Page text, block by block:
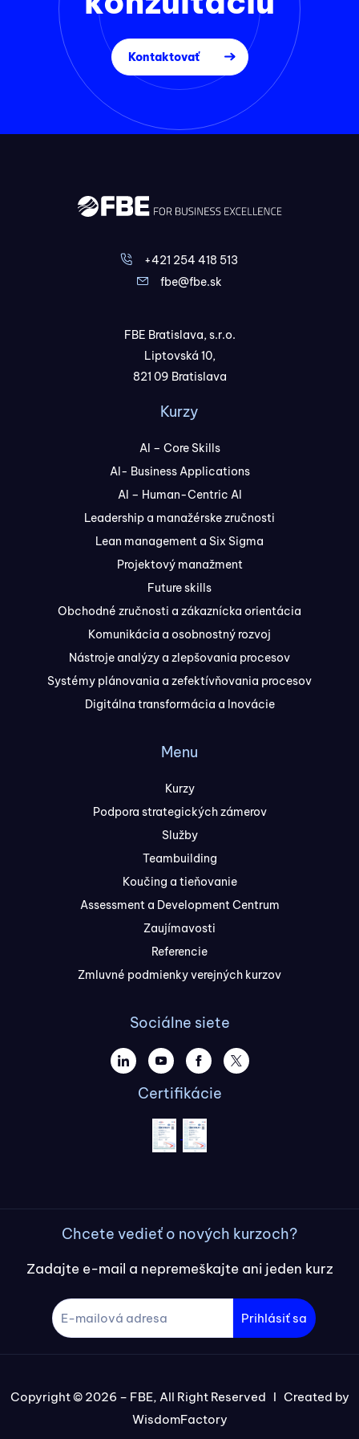
Kontaktovať
+421 254 418 513
fbe@fbe.sk
FBE Bratislava, s.r.o.
Liptovská 10,
821 09 Bratislava
Kurzy
AI – Core Skills
AI- Business Applications
AI – Human-Centric AI
Leadership a manažérske zručnosti
Lean management a Six Sigma
Projektový manažment
Future skills
Obchodné zručnosti a zákaznícka orientácia
Komunikácia a osobnostný rozvoj
Nástroje analýzy a zlepšovania procesov
Systémy plánovania a zefektívňovania procesov
Digitálna transformácia a Inovácie
Menu
Kurzy
Podpora strategických zámerov
Služby
Teambuilding
Koučing a tieňovanie
Assessment a Development Centrum
Zaujímavosti
Referencie
Zmluvné podmienky verejných kurzov
Sociálne siete
Certifikácie
Chcete vedieť o nových kurzoch?
Zadajte e-mail a nepremeškajte ani jeden kurz
Prihlásiť sa
Copyright © 2026 – FBE, All Right Reserved I Created by
WisdomFactory